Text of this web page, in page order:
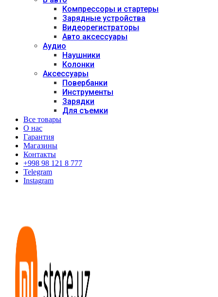
Компрессоры и стартеры
Зарядные устройства
Видеорегистраторы
Авто аксессуары
Аудио
Наушники
Колонки
Аксессуары
Повербанки
Инструменты
Зарядки
Для съемки
Все товары
О нас
Гарантия
Магазины
Контакты
+998 98 121 8 777
Telegram
Instagram